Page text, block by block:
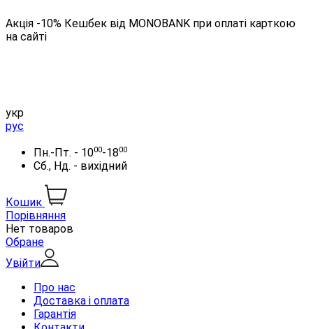
Акція -10% Кешбек від MONOBANK при оплаті карткою
на сайті
укр
рус
Пн.-Пт. - 1000-1800
Сб., Нд. - вихідний
Кошик
Порівняння
Нет товаров
Обране
Увійти
Про нас
Доставка і оплата
Гарантія